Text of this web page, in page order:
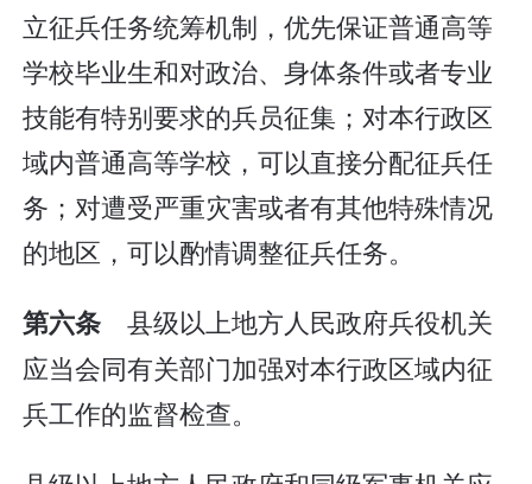
立征兵任务统筹机制，优先保证普通高等
学校毕业生和对政治、身体条件或者专业
技能有特别要求的兵员征集；对本行政区
域内普通高等学校，可以直接分配征兵任
务；对遭受严重灾害或者有其他特殊情况
的地区，可以酌情调整征兵任务。
第六条 县级以上地方人民政府兵役机关
应当会同有关部门加强对本行政区域内征
兵工作的监督检查。